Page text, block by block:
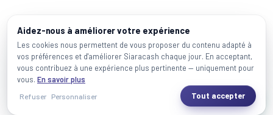
Voitures par ville
Casablanca | | Mohammadia |Salé | |
Marques populaires
Mercedes| |Volkswagen Renault Toyota Peugeot
2026 SiaraCash - Tous les droits sont réservés
Aidez-nous à améliorer votre expérience
Les cookies nous permettent de vous proposer du contenu adapté à
vos préférences et d'améliorer Siaracash chaque jour. En acceptant,
vous contribuez à une expérience plus pertinente — uniquement pour
vous. En savoir plus
Refuser Personnaliser Tout accepter